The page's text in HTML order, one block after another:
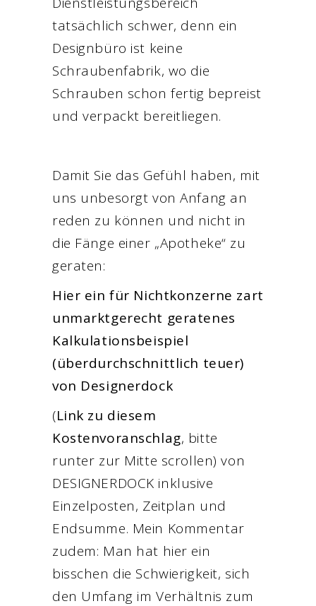
tatsächlich schwer, denn ein
Designbüro ist keine
Schraubenfabrik, wo die
Schrauben schon fertig bepreist
und verpackt bereitliegen.
Damit Sie das Gefühl haben, mit
uns unbesorgt von Anfang an
reden zu können und nicht in
die Fänge einer „Apotheke“ zu
geraten:
Hier ein für Nichtkonzerne zart
unmarktgerecht geratenes
Kalkulationsbeispiel
(überdurchschnittlich teuer)
von Designerdock
(Link zu diesem
Kostenvoranschlag, bitte
runter zur Mitte scrollen) von
DESIGNERDOCK inklusive
Einzelposten, Zeitplan und
Endsumme. Mein Kommentar
zudem: Man hat hier ein
bisschen die Schwierigkeit, sich
den Umfang im Verhältnis zum